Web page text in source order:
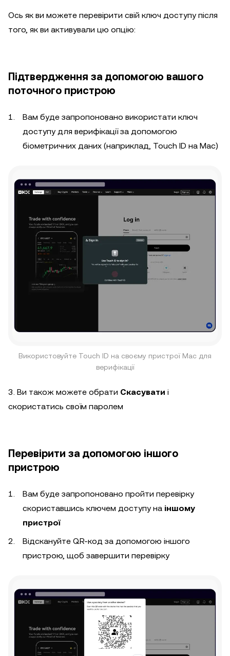
Ось як ви можете перевірити свій ключ доступу після
того, як ви активували цю опцію:
Підтвердження за допомогою вашого
поточного пристрою
Вам буде запропоновано використати ключ
доступу для верифікації за допомогою
біометричних даних (наприклад, Touch ID на Mac)
Використовуйте Touch ID на своєму пристрої Mac для
верифікації
3. Ви також можете обрати Скасувати і
скористатись своїм паролем
Перевірити за допомогою іншого
пристрою
Вам буде запропоновано пройти перевірку
скориставшись ключем доступу на іншому
пристрої
Відскануйте QR-код за допомогою іншого
пристрою, щоб завершити перевірку